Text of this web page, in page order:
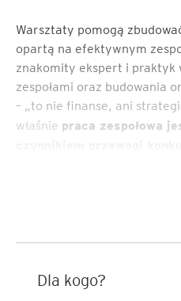
Warsztaty pomogą
opartą na efektywnym
znakomity ekspert i praktyk
zespołami oraz budowania
– „to nie finanse, ani
właśnie praca zespołowa
Dla kogo?